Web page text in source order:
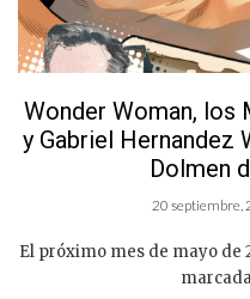
Wonder Woman, los
y Gabriel Hernandez
Dolmen
20 septiembre,
El próximo mes de mayo de